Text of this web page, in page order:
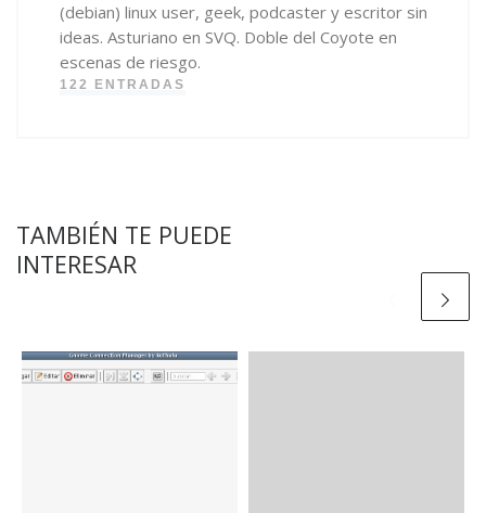
(debian) linux user, geek, podcaster y escritor sin
ideas. Asturiano en SVQ. Doble del Coyote en
escenas de riesgo.
122 ENTRADAS
TAMBIÉN TE PUEDE
INTERESAR